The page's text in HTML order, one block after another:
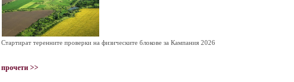
Стартират теренните проверки на физическите блокове за Кампания 2026
прочети >>